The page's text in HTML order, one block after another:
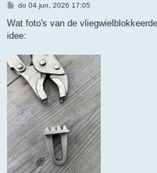
B
r
c
t
do 04 jun, 2026 17:05
Wat foto's van de
idee: